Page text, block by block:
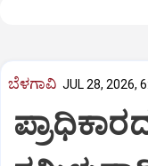
ಬೆಳಗಾವಿ JUL 28, 2026,